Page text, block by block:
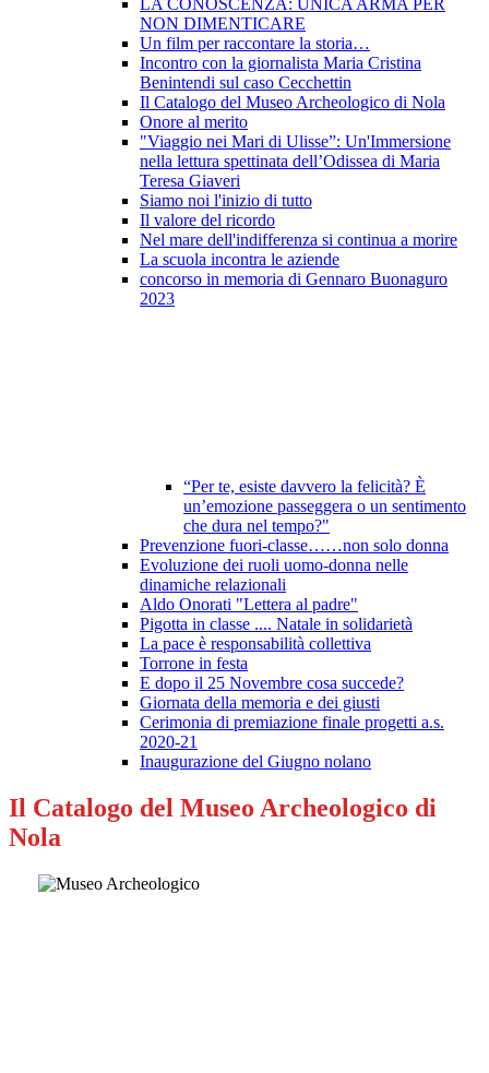
LA CONOSCENZA: UNICA ARMA PER
NON DIMENTICARE
Un film per raccontare la storia…
Incontro con la giornalista Maria Cristina
Benintendi sul caso Cecchettin
Il Catalogo del Museo Archeologico di Nola
Onore al merito
"Viaggio nei Mari di Ulisse”: Un'Immersione
nella lettura spettinata dell’Odissea di Maria
Teresa Giaveri
Siamo noi l'inizio di tutto
Il valore del ricordo
Nel mare dell'indifferenza si continua a morire
La scuola incontra le aziende
concorso in memoria di Gennaro Buonaguro
2023
“Per te, esiste davvero la felicità? È
un’emozione passeggera o un sentimento
che dura nel tempo?"
Prevenzione fuori-classe……non solo donna
Evoluzione dei ruoli uomo-donna nelle
dinamiche relazionali
Aldo Onorati "Lettera al padre"
Pigotta in classe .... Natale in solidarietà
La pace è responsabilità collettiva
Torrone in festa
E dopo il 25 Novembre cosa succede?
Giornata della memoria e dei giusti
Cerimonia di premiazione finale progetti a.s.
2020-21
Inaugurazione del Giugno nolano
Il Catalogo del Museo Archeologico di
Nola